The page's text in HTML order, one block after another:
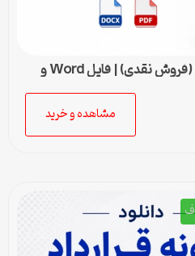
نمونه قولنامه موتورسیکلت (فروش نقدی) | فایل Word و
مشاهده و خرید